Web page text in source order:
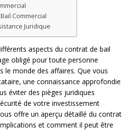
Commercial
Juridique
aspects du contrat de bail
obligé pour toute personne
le monde des affaires. Que vous
une connaissance approfondie
éviter des pièges juridiques
de votre investissement
offre un aperçu détaillé du contrat
et comment il peut être